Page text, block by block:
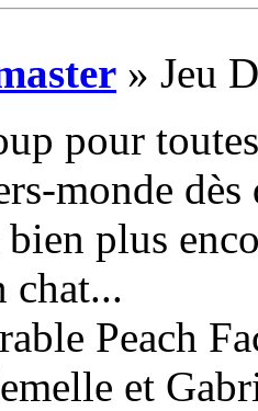
» Jeu
pour
monde
plus
chat...
Peach
et